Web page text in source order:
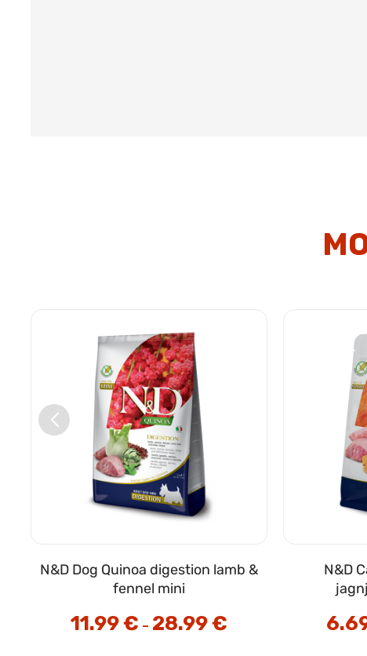
N&D Dog Quinoa digestion lamb &
fennel mini
11.99€ – 28.99€Cenovni
razpon:
N&D